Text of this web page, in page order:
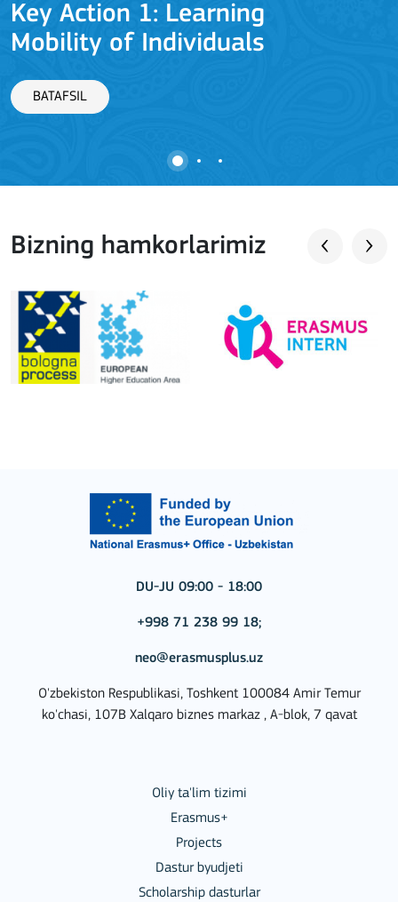
Key Action 1: Learning
Mobility of Individuals
BATAFSIL
Bizning hamkorlarimiz
DU-JU 09:00 - 18:00
+998 71 238 99 18;
neo@erasmusplus.uz
O'zbekiston Respublikasi, Toshkent 100084 Amir Temur
ko'chasi, 107B Xalqaro biznes markaz , A-blok, 7 qavat
Oliy ta'lim tizimi
Erasmus+
Projects
Dastur byudjeti
Scholarship dasturlar